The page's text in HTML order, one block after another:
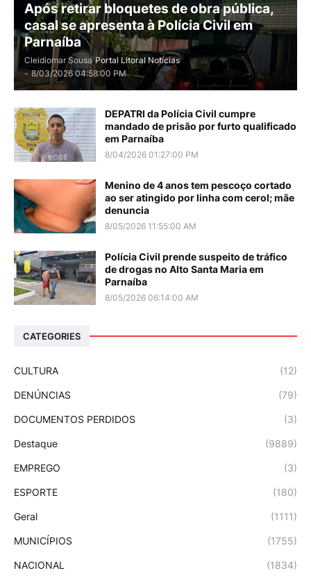
Após retirar bloquetes de obra pública,
casal se apresenta à Polícia Civil em
Parnaíba
Cleidiomar Sousa Portal Litoral Notícias
- 8/03/2026 04:58:00 PM
DEPATRI da Polícia Civil cumpre
mandado de prisão por furto qualificado
em Parnaíba
8/04/2026 01:27:00 PM
Menino de 4 anos tem pescoço cortado
ao ser atingido por linha com cerol; mãe
denuncia
8/05/2026 11:55:00 AM
Polícia Civil prende suspeito de tráfico
de drogas no Alto Santa Maria em
Parnaíba
8/05/2026 06:14:00 AM
CATEGORIES
CULTURA (12)
DENÚNCIAS (79)
DOCUMENTOS PERDIDOS (3)
Destaque (9889)
EMPREGO (3)
ESPORTE (180)
Geral (1111)
MUNICÍPIOS (1755)
NACIONAL (1834)